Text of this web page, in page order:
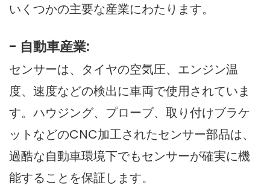
いくつかの主要な産業にわたります。
- 自動車産業:
センサーは、タイヤの空気圧、エンジン温
度、速度などの検出に車両で使用されていま
す。ハウジング、プローブ、取り付けブラケ
ットなどのCNC加工されたセンサー部品は、
過酷な自動車環境下でもセンサーが確実に機
能することを保証します。